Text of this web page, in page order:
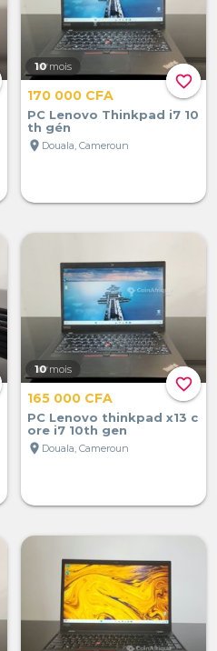
favorite_border
10 mois
170 000 CFA
PC Lenovo Thinkpad i7 10
th gén
location_on Douala, Cameroun
favorite_border
10 mois
165 000 CFA
PC Lenovo thinkpad x13 c
ore i7 10th gen
location_on Douala, Cameroun